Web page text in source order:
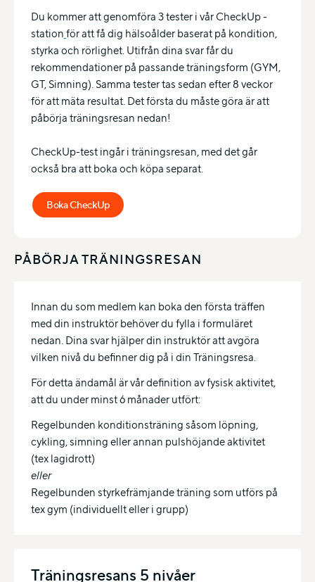
Du kommer att genomföra 3 tester i vår CheckUp -
stationför att få dig hälsoålder baserat på kondition,
styrka och rörlighet. Utifrån dina svar får du
rekommendationer på passande träningsform (GYM,
GT, Simning). Samma tester tas sedan efter 8 veckor
för att mäta resultat. Det första du måste göra är att
påbörja träningsresan nedan!
CheckUp-test ingår i träningsresan, med det går
också bra att boka och köpa separat.
Boka CheckUp
PÅBÖRJA TRÄNINGSRESAN
Innan du som medlem kan boka den första träffen
med din instruktör behöver du fylla i formuläret
nedan. Dina svar hjälper din instruktör att avgöra
vilken nivå du befinner dig på i din Träningsresa.
För detta ändamål är vår definition av fysisk aktivitet,
att du under minst 6 månader utfört:
Regelbunden konditionsträning såsom löpning,
cykling, simning eller annan pulshöjande aktivitet
(tex lagidrott)
eller
Regelbunden styrkefrämjande träning som utförs på
tex gym (individuellt eller i grupp)
Träningsresans 5 nivåer